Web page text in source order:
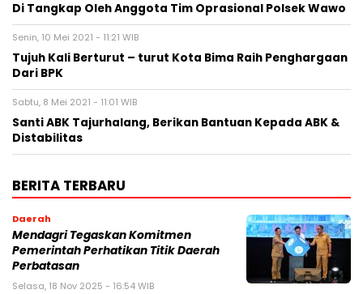
Di Tangkap Oleh Anggota Tim Oprasional Polsek Wawo
Senin, 10 Mei 2021 - 11:21 WIB
Tujuh Kali Berturut – turut Kota Bima Raih Penghargaan
Dari BPK
Sabtu, 8 Mei 2021 - 11:01 WIB
Santi ABK Tajurhalang, Berikan Bantuan Kepada ABK &
Distabilitas
BERITA TERBARU
Daerah
Mendagri Tegaskan Komitmen
Pemerintah Perhatikan Titik Daerah
Perbatasan
Selasa, 18 Nov 2025 - 16:54 WIB